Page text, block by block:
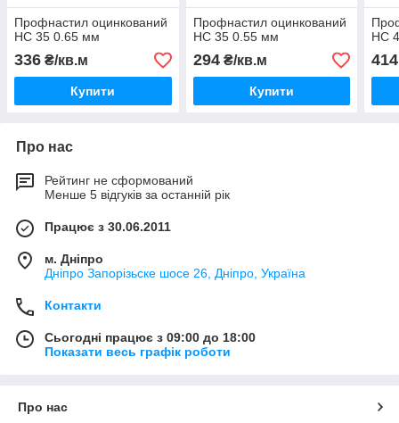
Профнастил оцинкований
НС 35 0.65 мм
336 ₴/кв.м
Купити
Профнастил оцинкований
НС 35 0.55 мм
294₴/кв.м
Купити
НС
414
Про нас
Рейтинг не сформований
Менше 5 відгуків за останній рік
Працює з 30.06.2011
м. Дніпро
Дніпро Запорізьске шосе 26, Дніпро, Україна
Контакти
Сьогодні працює з 09:00 до 18:00
Показати весь графік роботи
Про нас